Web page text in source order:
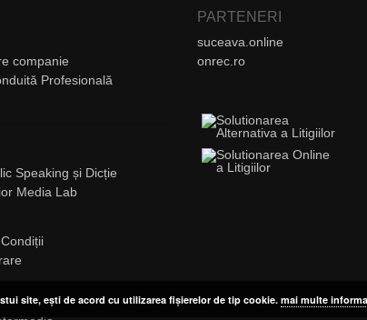
companie
Profesională
Speaking și Dicție
Media Lab
PARTENERI
suceava.online
onrec.ro
site, ești de acord cu utilizarea fișierelor de tip cookie. mai multe